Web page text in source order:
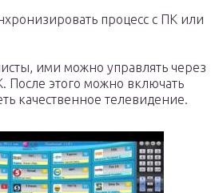
процесс с ПК или
ими можно управлять через
После этого можно включать
качественное телевидение.